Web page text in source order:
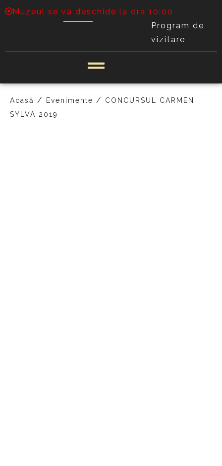
Muzeul se va deschide la ora 10:00
Program de
vizitare
Acasă / Evenimente /
CONCURSUL CARMEN
SYLVA 2019